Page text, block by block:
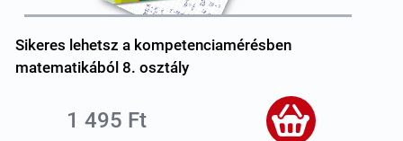
Sikeres lehetsz a kompetenciamérésben
matematikából 8. osztály
1 495 Ft